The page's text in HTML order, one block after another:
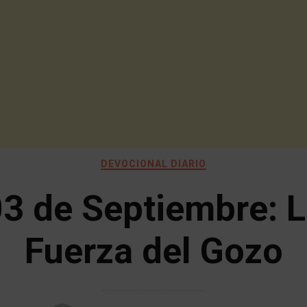
DEVOCIONAL DIARIO
de Septiembre:
Fuerza del Gozo